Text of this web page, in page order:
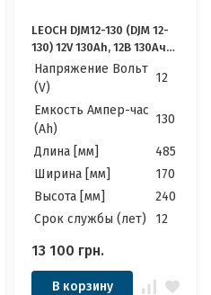
LEOCH DJM12-130 (DJM 12-
130) 12V 130Ah, 12В 130Ач
АКБ
Напряжение Вольт
(V)
12
Емкость Ампер-час
(Ah)
130
Длина [мм]
485
Ширина [мм]
170
Высота [мм]
240
Cрок службы (лет)
12
13 100 грн.
В корзину